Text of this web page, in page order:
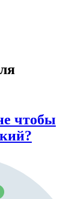
чтобы